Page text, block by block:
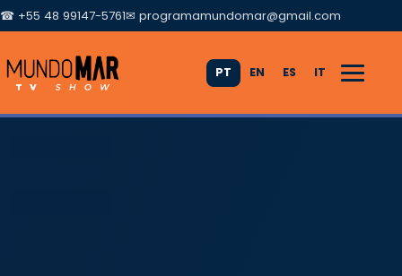
☎ +55 48 99147-5761✉ programamundomar@gmail.com
PT EN ES IT